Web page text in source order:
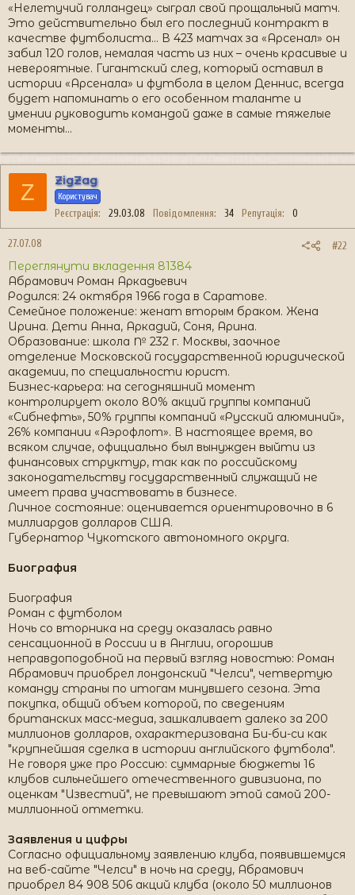
«Нелетучий голландец» сыграл свой прощальный матч.
Это действительно был его последний контракт в
качестве футболиста… В 423 матчах за «Арсенал» он
забил 120 голов, немалая часть из них – очень красивые и
невероятные. Гигантский след, который оставил в
истории «Арсенала» и футбола в целом Деннис, всегда
будет напоминать о его особенном таланте и
умении руководить командой даже в самые тяжелые
моменты…
Z ZigZag
Користувач
Реєстрація 29.03.08 Повідомлення 34 Репутація 0
27.07.08 #22
Переглянути вкладення 81384
Абрамович Роман Аркадьевич
Родился: 24 октября 1966 года в Саратове.
Семейное положение: женат вторым браком. Жена
Ирина. Дети Анна, Аркадий, Соня, Арина.
Образование: школа № 232 г. Москвы, заочное
отделение Московской государственной юридической
академии, по специальности юрист.
Бизнес-карьера: на сегодняшний момент
контролирует около 80% акций группы компаний
«Сибнефть», 50% группы компаний «Русский алюминий»,
26% компании «Аэрофлот». В настоящее время, во
всяком случае, официально был вынужден выйти из
финансовых структур, так как по российскому
законодательству государственный служащий не
имеет права участвовать в бизнесе.
Личное состояние: оценивается ориентировочно в 6
миллиардов долларов США.
Губернатор Чукотского автономного округа.
Биография
Биография
Роман с футболом
Ночь со вторника на среду оказалась равно
сенсационной в России и в Англии, огорошив
неправдоподобной на первый взгляд новостью: Роман
Абрамович приобрел лондонский "Челси", четвертую
команду страны по итогам минувшего сезона. Эта
покупка, общий объем которой, по сведениям
британских масс-медиа, зашкаливает далеко за 200
миллионов долларов, охарактеризована Би-би-си как
"крупнейшая сделка в истории английского футбола".
Не говоря уже про Россию: суммарные бюджеты 16
клубов сильнейшего отечественного дивизиона, по
оценкам "Известий", не превышают этой самой 200-
миллионной отметки.
Заявления и цифры
Согласно официальному заявлению клуба, появившемуся
на веб-сайте "Челси" в ночь на среду, Абрамович
приобрел 84 908 506 акций клуба (около 50 миллионов